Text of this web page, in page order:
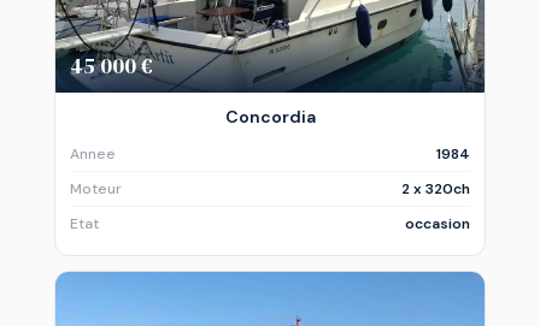
45 000 €
Concordia
Annee
1984
Moteur
2 x 320ch
Etat
occasion